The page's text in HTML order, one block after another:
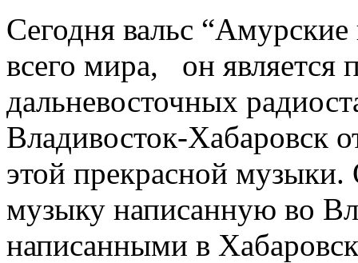
Сегодня вальс
всего мира, он является
дальневосточных
Владивосток-Хабаровск
этой прекрасной
музыку написанную во
написанными в